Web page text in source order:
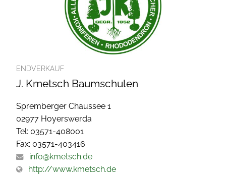
ENDVERKAUF
J. Kmetsch Baumschulen
Spremberger Chaussee 1
02977 Hoyerswerda
Tel: 03571-408001
Fax: 03571-403416
info@kmetsch.de
http://www.kmetsch.de